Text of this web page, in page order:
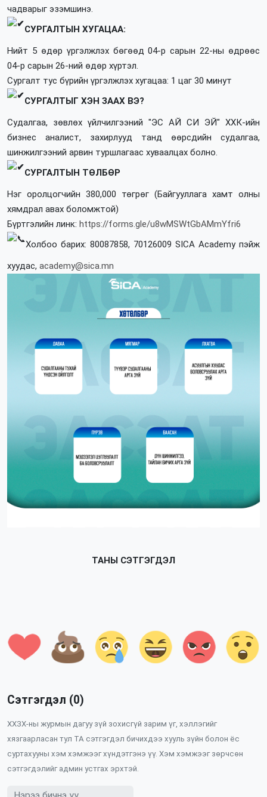
чадварыг эзэмшинэ.
СУРГАЛТЫН ХУГАЦАА:
Нийт 5 өдөр үргэлжлэх бөгөөд 04-р сарын 22-ны өдрөөс
04-р сарын 26-ний өдөр хүртэл.
Сургалт тус бүрийн үргэлжлэх хугацаа: 1 цаг 30 минут
СУРГАЛТЫГ ХЭН ЗААХ ВЭ?
Судалгаа, зөвлөх үйлчилгээний "ЭС АЙ СИ ЭЙ" ХХК-ийн
бизнес аналист, захирлууд танд өөрсдийн судалгаа,
шинжилгээний арвин туршлагаас хуваалцах болно.
СУРГАЛТЫН ТӨЛБӨР
Нэг оролцогчийн 380,000 төгрөг (Байгууллага хамт олны
хямдрал авах боломжтой)
Бүртгэлийн линк: https://forms.gle/u8wMSWtGbAMmYfri6
Холбоо барих: 80087858, 70126009 SICA Academy пэйж
хуудас, academy@sica.mn
ТАНЫ СЭТГЭГДЭЛ
Сэтгэгдэл (0)
ХХЗХ-ны журмын дагуу зүй зохисгүй зарим үг, хэллэгийг
хязгаарласан тул ТА сэтгэгдэл бичихдээ хууль зүйн болон ёс
суртахууны хэм хэмжээг хүндэтгэнэ үү. Хэм хэмжээг зөрчсөн
сэтгэгдэлийг админ устгах эрхтэй.